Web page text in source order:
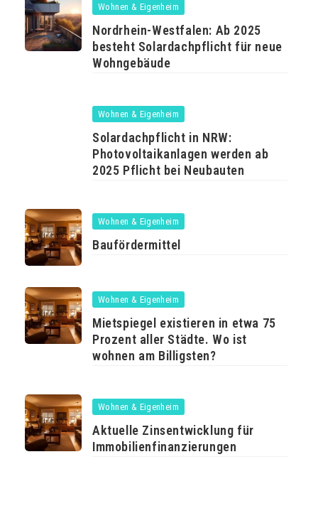
Wohnen & Eigenheim
Nordrhein-Westfalen: Ab 2025
besteht Solardachpflicht für neue
Wohngebäude
Wohnen & Eigenheim
Solardachpflicht in NRW:
Photovoltaikanlagen werden ab
2025 Pflicht bei Neubauten
Wohnen & Eigenheim
Baufördermittel
Wohnen & Eigenheim
Mietspiegel existieren in etwa 75
Prozent aller Städte. Wo ist
wohnen am Billigsten?
Wohnen & Eigenheim
Aktuelle Zinsentwicklung für
Immobilienfinanzierungen